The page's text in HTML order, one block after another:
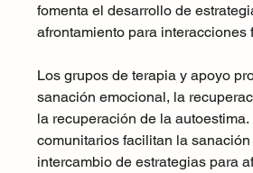
fomenta el desarrollo de
afrontamiento para interacciones
Los grupos de terapia y apoyo
sanación emocional, la
la recuperación de la
comunitarios facilitan la
intercambio de estrategias para